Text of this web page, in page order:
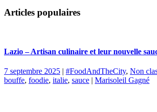
Articles populaires
Lazio – Artisan culinaire et leur nouvelle
7 septembre 2025 | #FoodAndTheCity, Non
bouffe, foodie, italie, sauce | Marisoleil Gagné